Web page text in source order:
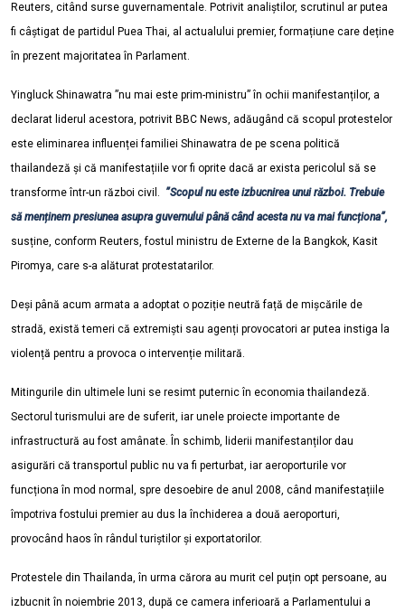
Reuters, citând surse guvernamentale. Potrivit analiștilor, scrutinul ar putea
fi câștigat de partidul Puea Thai, al actualului premier, formațiune care deține
în prezent majoritatea în Parlament.
Yingluck Shinawatra ”nu mai este prim-ministru” în ochii manifestanților, a
declarat liderul acestora, potrivit BBC News, adăugând că scopul protestelor
este eliminarea influenței familiei Shinawatra de pe scena politică
thailandeză și că manifestațiile vor fi oprite dacă ar exista pericolul să se
transforme într-un război civil. ”Scopul nu este izbucnirea unui război. Trebuie
să menținem presiunea asupra guvernului până când acesta nu va mai funcționa”,
susține, conform Reuters, fostul ministru de Externe de la Bangkok, Kasit
Piromya, care s-a alăturat protestatarilor.
Deși până acum armata a adoptat o poziție neutră față de mișcările de
stradă, există temeri că extremiști sau agenți provocatori ar putea instiga la
violență pentru a provoca o intervenție militară.
Mitingurile din ultimele luni se resimt puternic în economia thailandeză.
Sectorul turismului are de suferit, iar unele proiecte importante de
infrastructură au fost amânate. În schimb, liderii manifestanților dau
asigurări că transportul public nu va fi perturbat, iar aeroporturile vor
funcționa în mod normal, spre desoebire de anul 2008, când manifestațiile
împotriva fostului premier au dus la închiderea a două aeroporturi,
provocând haos în rândul turiștilor și exportatorilor.
Protestele din Thailanda, în urma cărora au murit cel puțin opt persoane, au
izbucnit în noiembrie 2013, după ce camera inferioară a Parlamentului a